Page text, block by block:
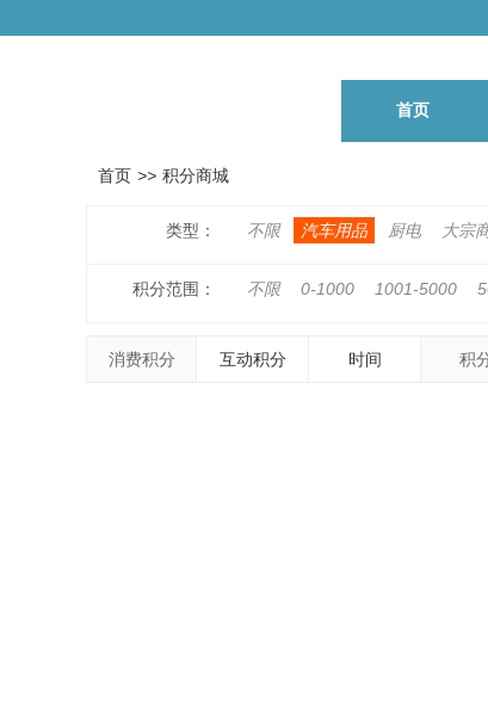
首页
首页 >> 积分商城
类型： 不限 汽车用品 厨电 大宗
积分范围： 不限 0-1000 1001-5000
消费积分 互动积分 时间 积